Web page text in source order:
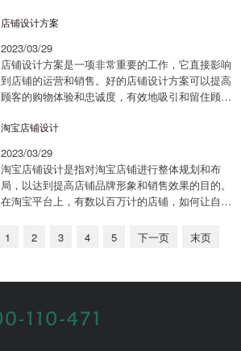
的第一步是确定目标客户及其需求。这包括了解他
店铺设计方案
2023/03/29
店铺设计方案是一项非常重要的工作，它直接影响
到店铺的运营和销售。好的店铺设计方案可以提高
顾客的购物体验和忠诚度，有效地吸引和留住顾
个方面考虑，包括店铺的整体风格、陈列展示、照
淘宝店铺设计
2023/03/29
淘宝店铺设计是指对淘宝店铺进行整体规划和布
局，以达到提高店铺品牌形象和销售效果的目的。
在淘宝平台上，有数以百万计的店铺，如何让自己
计就显得尤为重要。首先，淘宝店铺设计需要注意
1 2 3 4 5 下一页 末页